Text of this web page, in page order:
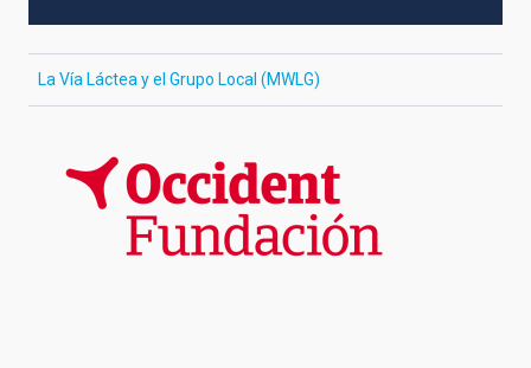
La Vía Láctea y el Grupo Local (MWLG)